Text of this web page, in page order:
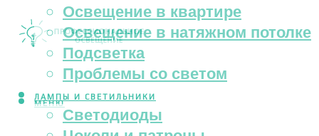
Освещение в квартире
Освещение в натяжном потолке
Подсветка
Проблемы со светом
ЛАМПЫ И СВЕТИЛЬНИКИ
Светодиоды
МЕНЮ